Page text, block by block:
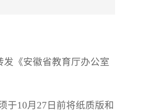
《安徽省教育厅办公室
于10月27日前将纸质版和